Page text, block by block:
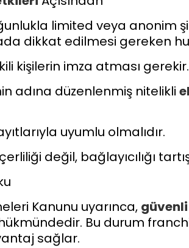
limited veya anonim
dikkat edilmesi gereken
kişilerin imza atması gerekir.
adına düzenlenmiş nitelikli
uyumlu olmalıdır.
değil, bağlayıcılığı
Kanunu uyarınca, güvenli
Bu durum
sağlar.